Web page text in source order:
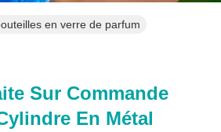
en verre de parfum
Sur Commande
En Métal